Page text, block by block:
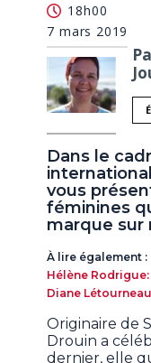
18h00
7 mars 2019
Dans le
vous
féminines
marque sur
À lire également :
Hélène
Diane
Originaire de
Drouin a
dernier, elle